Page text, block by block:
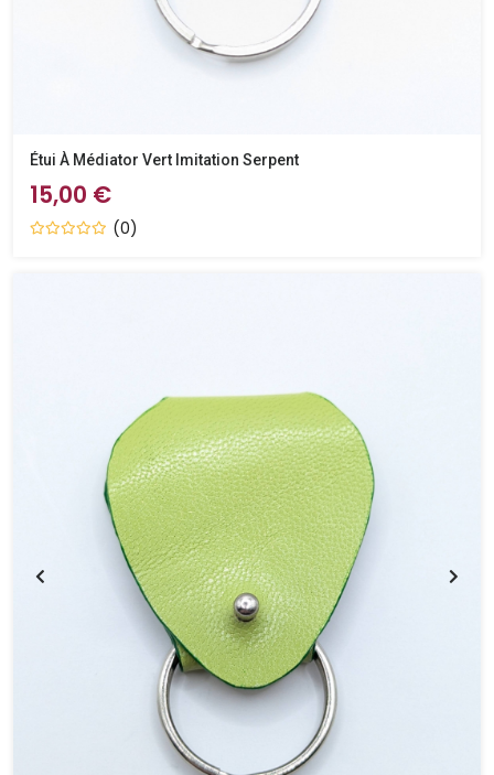
Étui À Médiator Vert Imitation Serpent
15,00 €
(0)